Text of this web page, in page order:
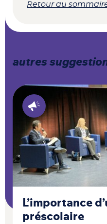
Retour au
autres
L’importance
préscolaire